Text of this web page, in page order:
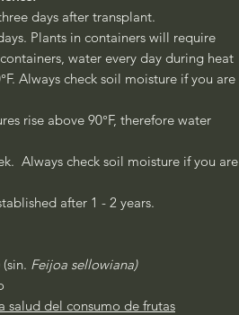
days after transplant.
Plants in containers will require
water every day during heat
Always check soil moisture if you are
rise above 90°F, therefore water
Always check soil moisture if you are
after 1 - 2 years.
(sin. Feijoa sellowiana)
salud del consumo de frutas